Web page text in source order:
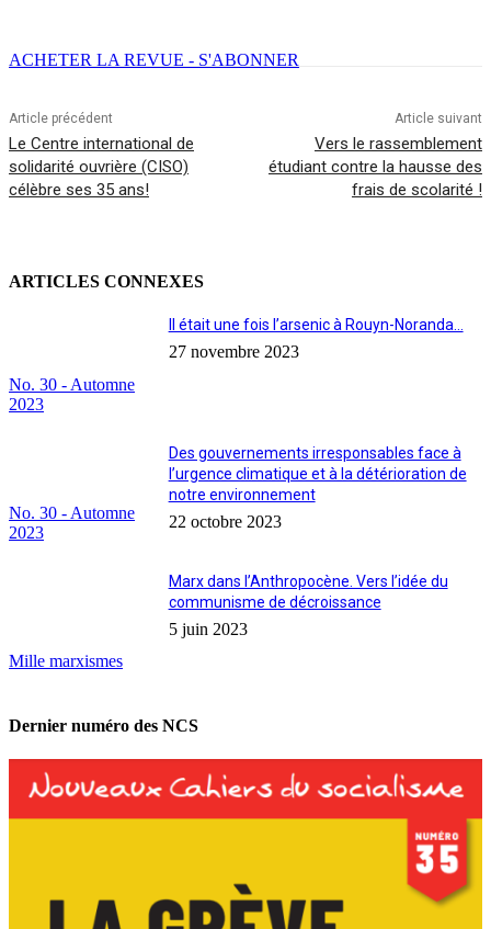
ACHETER LA REVUE - S'ABONNER
Article précédent
Le Centre international de
solidarité ouvrière (CISO)
célèbre ses 35 ans!
Article suivant
Vers le rassemblement
étudiant contre la hausse des
frais de scolarité !
ARTICLES CONNEXES
No. 30 - Automne
2023
Il était une fois l’arsenic à Rouyn-Noranda…
27 novembre 2023
No. 30 - Automne
2023
Des gouvernements irresponsables face à
l’urgence climatique et à la détérioration de
notre environnement
22 octobre 2023
Mille marxismes
Marx dans l’Anthropocène. Vers l’idée du
communisme de décroissance
5 juin 2023
Dernier numéro des NCS